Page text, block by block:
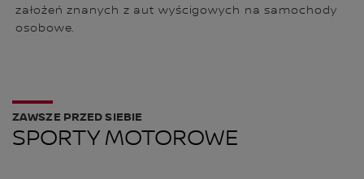
założeń znanych z aut wyścigowych na samochody
osobowe.
SPORTY MOTOROWE
ZAWSZE PRZED SIEBIE